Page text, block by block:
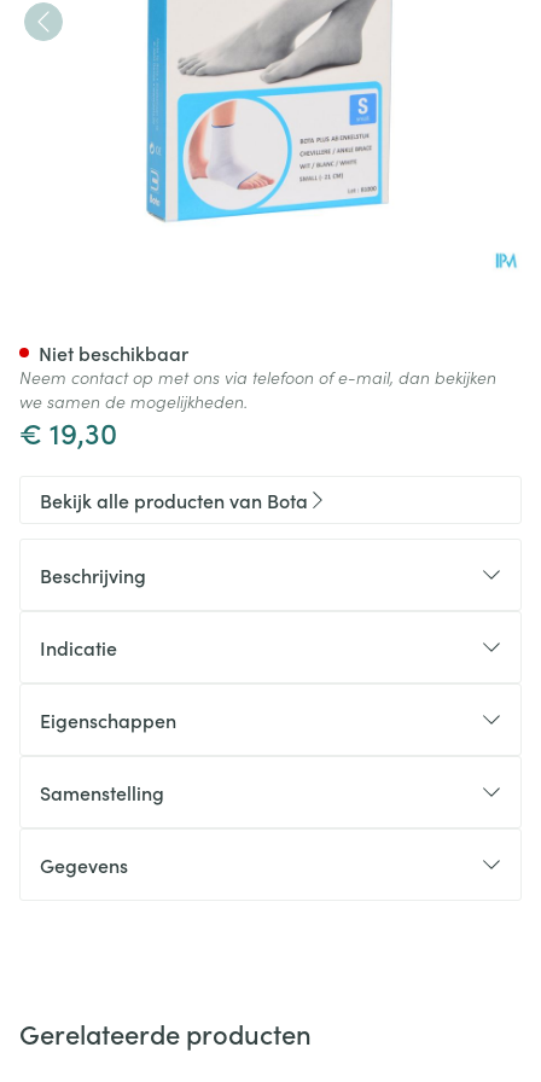
€ 19,30
Niet beschikbaar
Neem contact op met ons via telefoon of e-mail, dan bekijken
we samen de mogelijkheden.
Bekijk alle producten van Bota
Beschrijving
Indicatie
Eigenschappen
Samenstelling
Gegevens
Gerelateerde producten